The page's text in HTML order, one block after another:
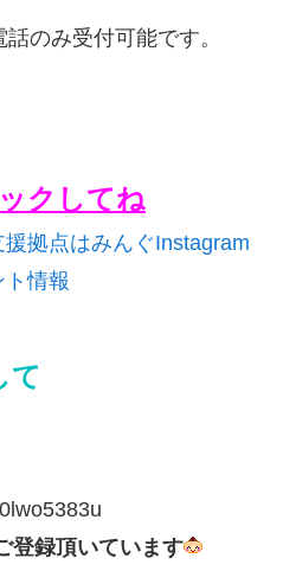
のみ受付可能です。
クしてね
拠点はみんぐInstagram
情報
て
登録頂いています